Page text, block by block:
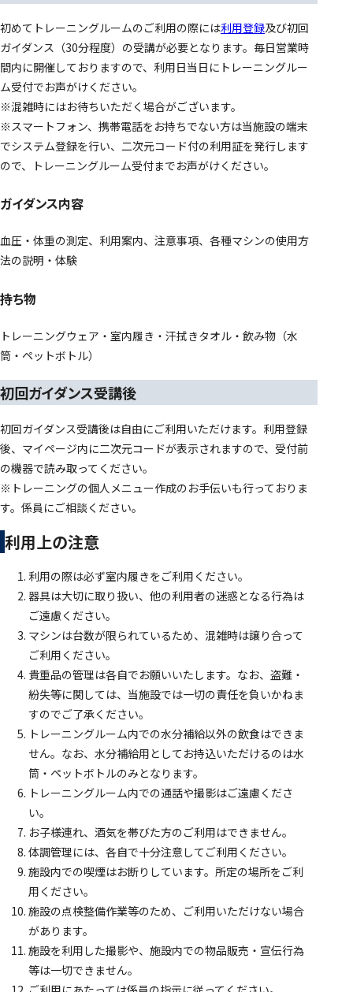
初めてトレーニングルームのご利用の際には利用登録及び初回
ガイダンス（30分程度）の受講が必要となります。毎日営業時
間内に開催しておりますので、利用日当日にトレーニングルー
ム受付でお声がけください。
※混雑時にはお待ちいただく場合がございます。
※スマートフォン、携帯電話をお持ちでない方は当施設の端末
でシステム登録を行い、二次元コード付の利用証を発行します
ので、トレーニングルーム受付までお声がけください。
ガイダンス内容
血圧・体重の測定、利用案内、注意事項、各種マシンの使用方
法の説明・体験
持ち物
トレーニングウェア・室内履き・汗拭きタオル・飲み物（水
筒・ペットボトル）
初回ガイダンス受講後
初回ガイダンス受講後は自由にご利用いただけます。利用登録
後、マイページ内に二次元コードが表示されますので、受付前
の機器で読み取ってください。
※トレーニングの個人メニュー作成のお手伝いも行っておりま
す。係員にご相談ください。
利用上の注意
利用の際は必ず室内履きをご利用ください。
器具は大切に取り扱い、他の利用者の迷惑となる行為は
ご遠慮ください。
マシンは台数が限られているため、混雑時は譲り合って
ご利用ください。
貴重品の管理は各自でお願いいたします。なお、盗難・
紛失等に関しては、当施設では一切の責任を負いかねま
すのでご了承ください。
トレーニングルーム内での水分補給以外の飲食はできま
せん。なお、水分補給用としてお持込いただけるのは水
筒・ペットボトルのみとなります。
トレーニングルーム内での通話や撮影はご遠慮くださ
い。
お子様連れ、酒気を帯びた方のご利用はできません。
体調管理には、各自で十分注意してご利用ください。
施設内での喫煙はお断りしています。所定の場所をご利
用ください。
施設の点検整備作業等のため、ご利用いただけない場合
があります。
施設を利用した撮影や、施設内での物品販売・宣伝行為
等は一切できません。